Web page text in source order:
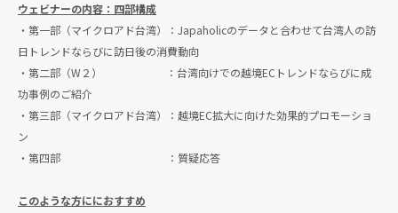
ウェビナーの内容：四部構成
・第一部（マイクロアド台湾）：Japaholicのデータと合わせて台湾人の訪
日トレンドならびに訪日後の消費動向
・第二部（W２） ：台湾向けでの越境ECトレンドならびに成
功事例のご紹介
・第三部（マイクロアド台湾）：越境EC拡大に向けた効果的プロモーショ
ン
・第四部 ：質疑応答
このような方ににおすすめ